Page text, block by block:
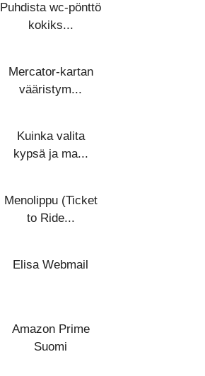
Puhdista wc-pönttö
kokiks...
Mercator-kartan
vääristym...
Kuinka valita
kypsä ja ma...
Menolippu (Ticket
to Ride...
Elisa Webmail
Amazon Prime
Suomi